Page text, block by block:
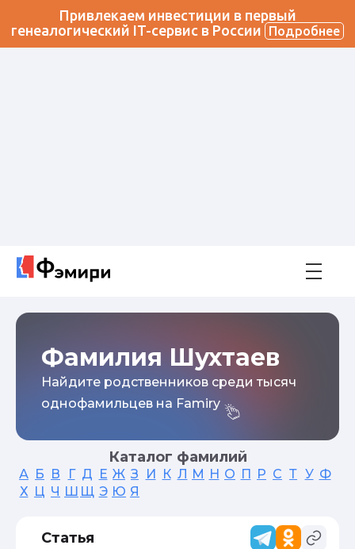
Привлекаем инвестиции в первый
генеалогический IT-сервис в России
Подробнее
Фамилия Шухтаев
Найдите родственников среди тысяч
однофамильцев на Famiry
Каталог фамилий
А Б В Г Д Е Ж З И К Л М Н О П Р С Т У Ф
Х Ц Ч Ш Щ Э Ю Я
Статья